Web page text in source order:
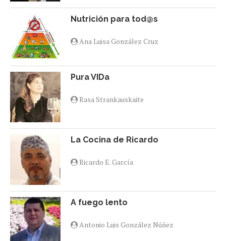
Nutrición para tod@s
Ana Luisa González Cruz
Pura VIDa
Rasa Strankauskaite
La Cocina de Ricardo
Ricardo E. García
A fuego lento
Antonio Luis González Núñez